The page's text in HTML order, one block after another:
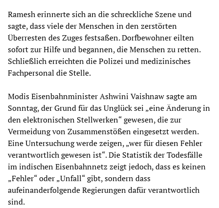
Ramesh erinnerte sich an die schreckliche Szene und
sagte, dass viele der Menschen in den zerstörten
Überresten des Zuges festsaßen. Dorfbewohner eilten
sofort zur Hilfe und begannen, die Menschen zu retten.
Schließlich erreichten die Polizei und medizinisches
Fachpersonal die Stelle.
Modis Eisenbahnminister Ashwini Vaishnaw sagte am
Sonntag, der Grund für das Unglück sei „eine Änderung in
den elektronischen Stellwerken“ gewesen, die zur
Vermeidung von Zusammenstößen eingesetzt werden.
Eine Untersuchung werde zeigen, „wer für diesen Fehler
verantwortlich gewesen ist“. Die Statistik der Todesfälle
im indischen Eisenbahnnetz zeigt jedoch, dass es keinen
„Fehler“ oder „Unfall“ gibt, sondern dass
aufeinanderfolgende Regierungen dafür verantwortlich
sind.